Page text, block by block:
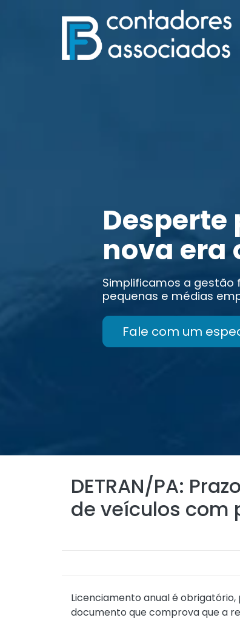
nova era
Simplificamos a gestão
pequenas e médias
Fale com um
DETRAN/PA:
de veículos com
Licenciamento anual é
documento que comprova que a